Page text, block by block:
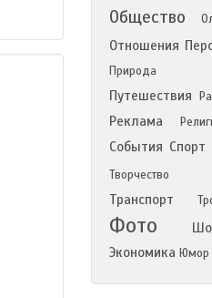
Общество
Отношения
Природа
Путешествия
Реклама
События Спорт
Творчество
Транспорт
Фото
Экономика Юмор